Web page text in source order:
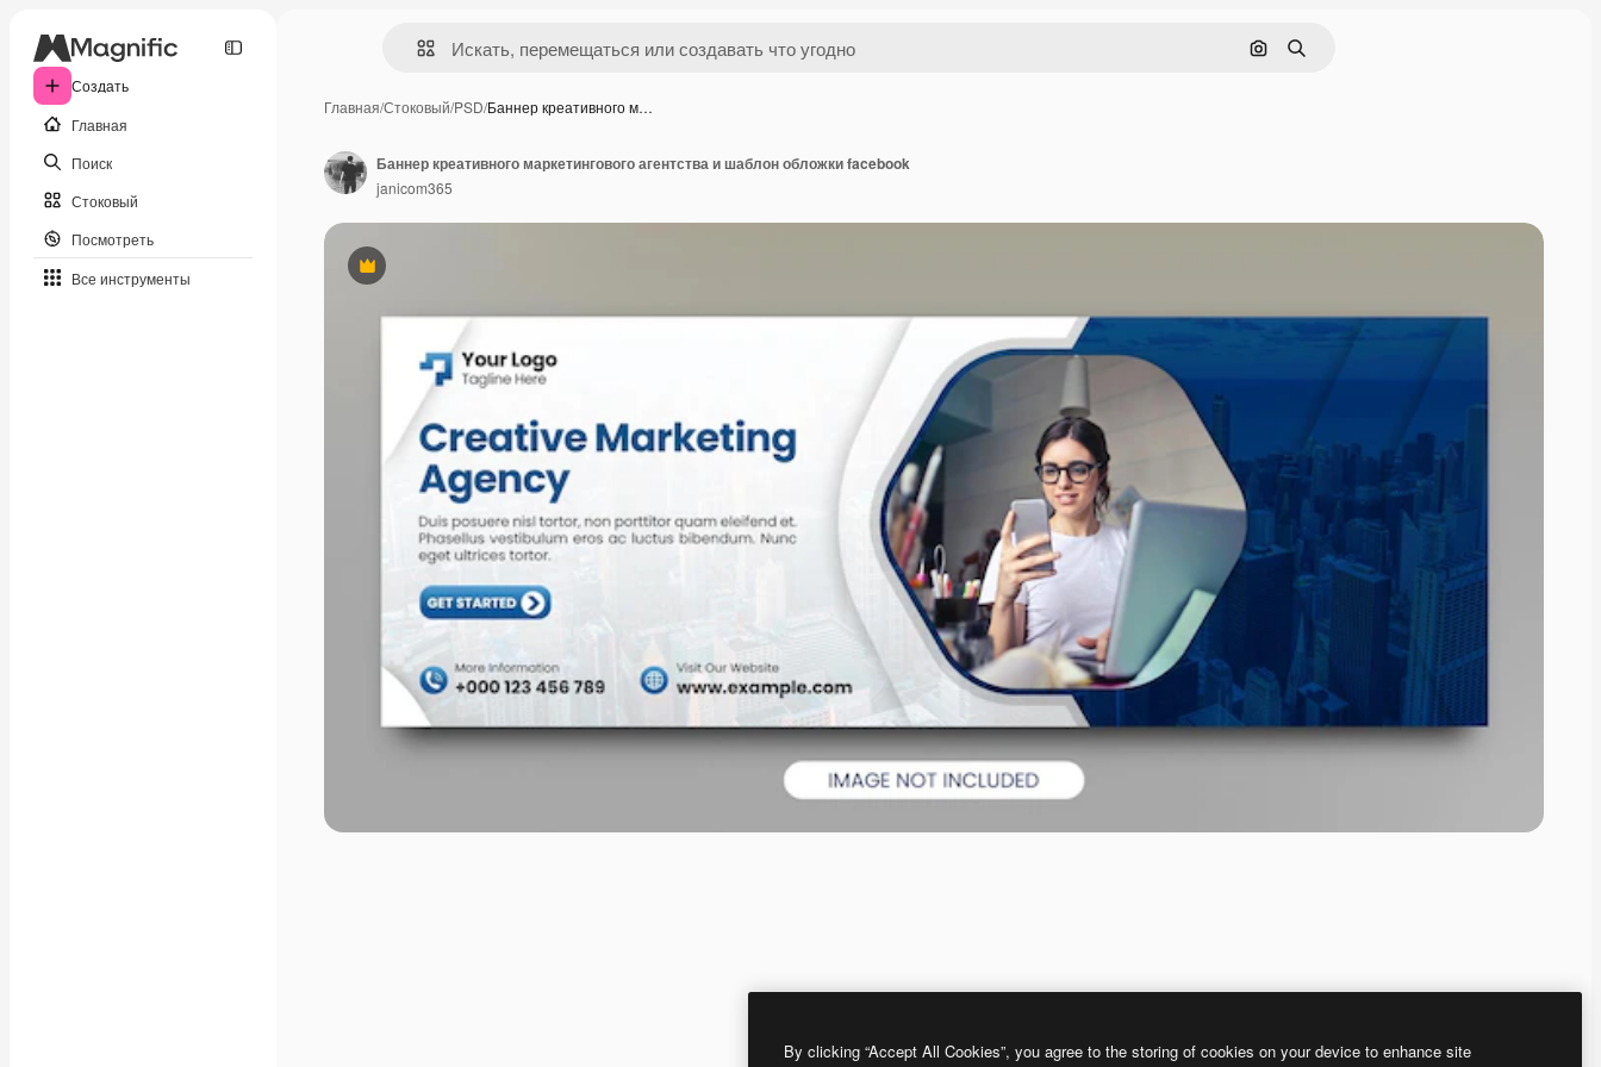
Создать
Главная
Поиск
Стоковый
Посмотреть
Все инструменты
Поиск по изображению
Поиск
Главная/Стоковый/PSD/Баннер креативного м…
Премиум
Баннер креативного маркетингового агентства и шаблон обложки facebook
janicom365
By clicking “Accept All Cookies”, you agree to the storing of cookies on your device to enhance site